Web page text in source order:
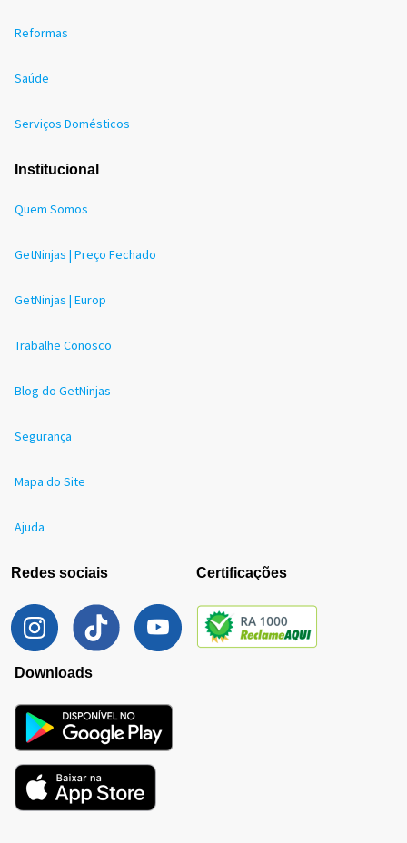
Reformas
Saúde
Serviços Domésticos
Institucional
Quem Somos
GetNinjas | Preço Fechado
GetNinjas | Europ
Trabalhe Conosco
Blog do GetNinjas
Segurança
Mapa do Site
Ajuda
Redes sociais Certificações
Downloads